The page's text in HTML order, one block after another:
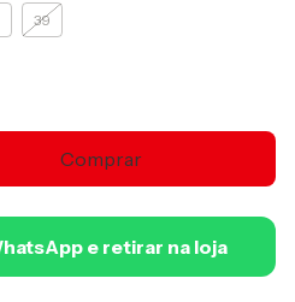
39
e retirar na loja